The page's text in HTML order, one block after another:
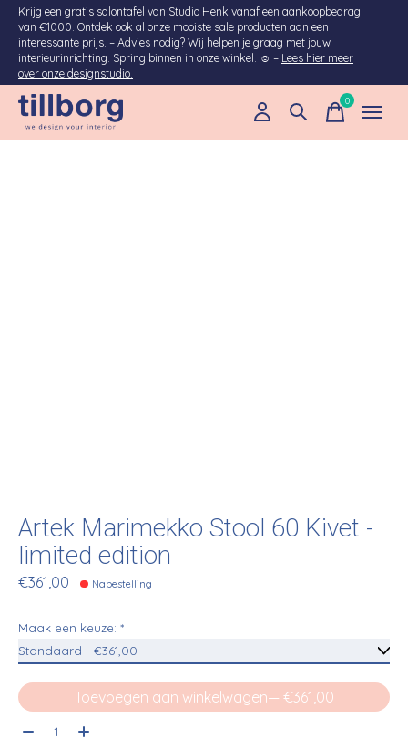
Krijg een gratis salontafel van Studio Henk vanaf een aankoopbedrag
van €1000. Ontdek ook al onze mooiste sale producten aan een
interessante prijs. – Advies nodig? Wij helpen je graag met jouw
interieurinrichting. Spring binnen in onze winkel. ☺ – Lees hier meer
over onze designstudio.
0items
Artek Marimekko Stool 60 Kivet -
limited edition
€361,00 Nabestelling
Maak een keuze: *
Toevoegen aan winkelwagen
— €361,00
Aantal: